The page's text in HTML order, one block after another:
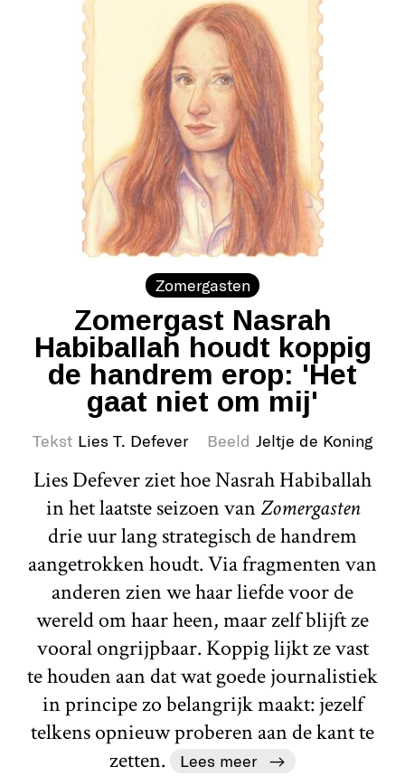
Zomergasten
Zomergast Nasrah
Habiballah houdt koppig
de handrem erop: 'Het
gaat niet om mij'
Tekst Lies T. Defever Beeld Jeltje de Koning
Lies Defever ziet hoe Nasrah Habiballah
in het laatste seizoen vanZomergasten
drie uur lang strategisch de handrem
aangetrokken houdt. Via fragmenten van
anderen zien we haar liefde voor de
wereld om haar heen, maar zelf blijft ze
vooral ongrijpbaar. Koppig lijkt ze vast
te houden aan dat wat goede journalistiek
in principe zo belangrijk maakt: jezelf
telkens opnieuw proberen aan de kant te
zetten.
Lees meer